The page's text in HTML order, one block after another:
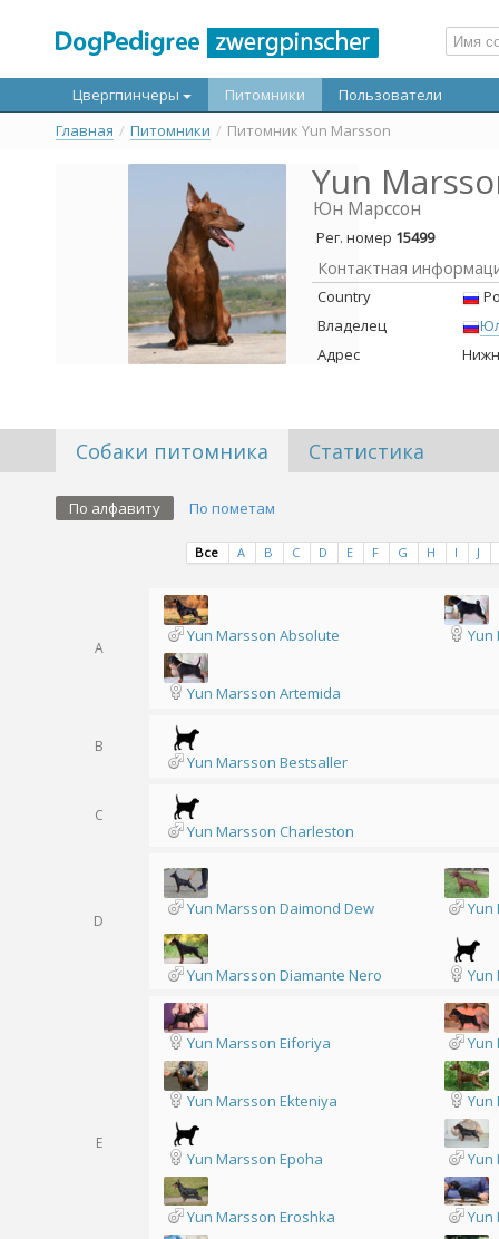
Цвергпинчеры Питомники
Пользователи
Главная / Питомники / Питомник Yun Marsson
Yun
Юн Марссон
Рег. номер 15499
Контактная
Country
Владелец
Адрес
Собаки питомника Статистика
По алфавиту По пометам
Все A B C D E F G H I J
A
Yun Marsson Absolute Yun
Yun Marsson Artemida
B
Yun Marsson Bestsaller
C
Yun Marsson Charleston
D
Yun Marsson Daimond Dew Yun
Yun Marsson Diamante Nero Yun
E
Yun Marsson Eiforiya Yun
Yun Marsson Ekteniya Yun
Yun Marsson Epoha Yun
Yun Marsson Eroshka Yun